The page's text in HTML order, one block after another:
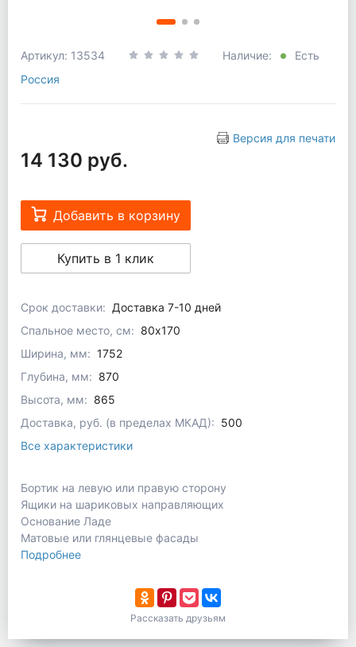
Артикул: 13534 Наличие:
Есть
Россия
Версия для печати
14 130 руб.
Добавить в корзину
Купить в 1 клик
Срок доставки: Доставка 7-10 дней
Спальное место, см: 80x170
Ширина, мм: 1752
Глубина, мм: 870
Высота, мм: 865
Доставка, руб. (в пределах МКАД): 500
Все характеристики
Бортик на левую или правую сторону
Ящики на шариковых направляющих
Основание Ладе
Матовые или глянцевые фасады
Подробнее
Рассказать друзьям